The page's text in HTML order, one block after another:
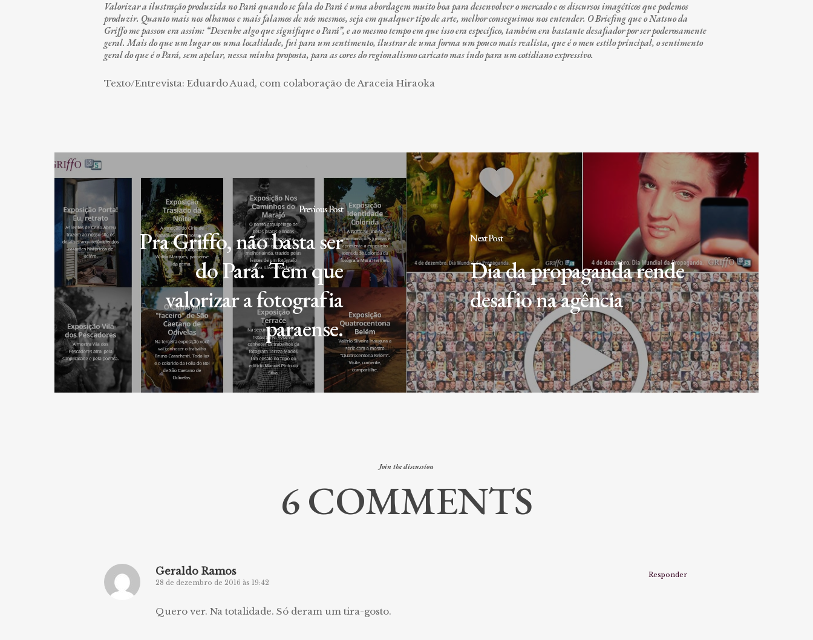
Valorizar a ilustração produzida no Pará quando se fala do Pará é uma abordagem muito boa para desenvolver o mercado e os discursos imagéticos que podemos
produzir. Quanto mais nos olhamos e mais falamos de nós mesmos, seja em qualquer tipo de arte, melhor conseguimos nos entender. O Briefing que o Natsuo da
Griffo me passou era assim: “Desenhe algo que signifique o Pará”, e ao mesmo tempo em que isso era específico, também era bastante desafiador por ser poderosamente
geral. Mais do que um lugar ou uma localidade, fui para um sentimento, ilustrar de uma forma um pouco mais realista, que é o meu estilo principal, o sentimento
geral do que é o Pará, sem apelar, nessa minha proposta, para as cores do regionalismo caricato mas indo para um cotidiano expressivo.
Texto/Entrevista: Eduardo Auad, com colaboração de Araceia Hiraoka
Previous Post
Pra Griffo, não basta ser
do Pará. Tem que
valorizar a fotografia
paraense.
Next Post
Dia da propaganda rende
desafio na agência
Join the discussion
6 COMMENTS
Geraldo Ramos
28 de dezembro de 2016 às 19:42
Quero ver. Na totalidade. Só deram um tira-gosto.
Responder